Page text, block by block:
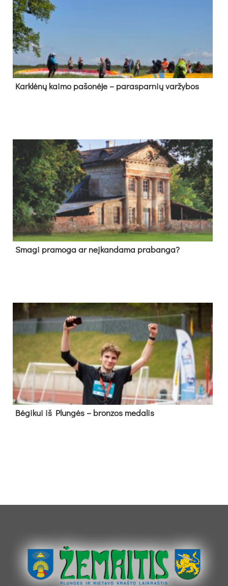
Kark­lė­nų kai­mo pa­šo­nė­je – pa­ras­par­nių var­žy­bos
Sma­gi pra­mo­ga ar neį­kan­da­ma pra­ban­ga?
Bė­gi­kui iš Plun­gės – bron­zos me­da­lis